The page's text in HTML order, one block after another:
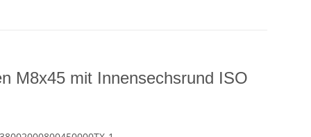
M8x45 mit Innensechsrund ISO